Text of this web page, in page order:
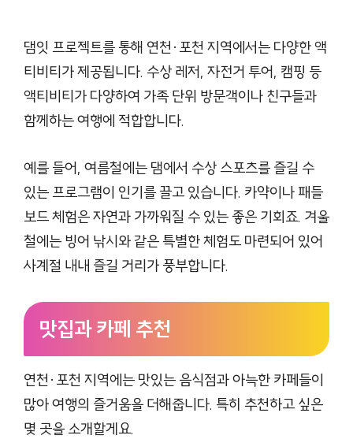
댐잇 프로젝트를 통해 연천·포천 지역에서는 다양한 액
티비티가 제공됩니다. 수상 레저, 자전거 투어, 캠핑 등
액티비티가 다양하여 가족 단위 방문객이나 친구들과
함께하는 여행에 적합합니다.
예를 들어, 여름철에는 댐에서 수상 스포츠를 즐길 수
있는 프로그램이 인기를 끌고 있습니다. 카약이나 패들
보드 체험은 자연과 가까워질 수 있는 좋은 기회죠. 겨울
철에는 빙어 낚시와 같은 특별한 체험도 마련되어 있어
사계절 내내 즐길 거리가 풍부합니다.
맛집과 카페 추천
연천·포천 지역에는 맛있는 음식점과 아늑한 카페들이
많아 여행의 즐거움을 더해줍니다. 특히 추천하고 싶은
몇 곳을 소개할게요.